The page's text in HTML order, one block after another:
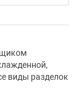
виды разделок